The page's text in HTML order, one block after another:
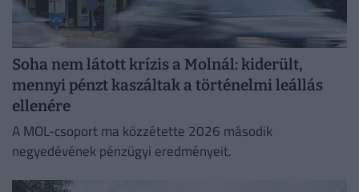
Soha nem látott krízis a Molnál: kiderült,
mennyi pénzt kaszáltak a történelmi leállás
ellenére
A MOL-csoport ma közzétette 2026 második
negyedévének pénzügyi eredményeit.